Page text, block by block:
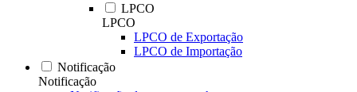
LPCO
LPCO
LPCO de Exportação
LPCO de Importação
Notificação
Notificação